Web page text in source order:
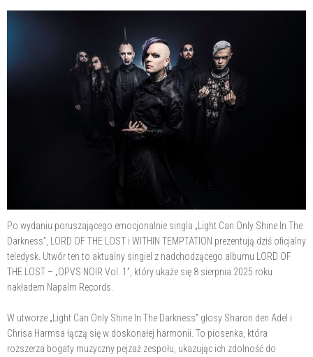
Po wydaniu poruszającego emocjonalnie singla „Light Can Only Shine In The
Darkness”, LORD OF THE LOST i WITHIN TEMPTATION prezentują dziś oficjalny
teledysk. Utwór ten to aktualny singiel z nadchodzącego albumu LORD OF
THE LOST – „OPVS NOIR Vol. 1”, który ukaże się 8 sierpnia 2025 roku
nakładem Napalm Records.
W utworze „Light Can Only Shine In The Darkness” głosy Sharon den Adel i
Chrisa Harmsa łączą się w doskonałej harmonii. To piosenka, która
rozszerza bogaty muzyczny pejzaż zespołu, ukazując ich zdolność do